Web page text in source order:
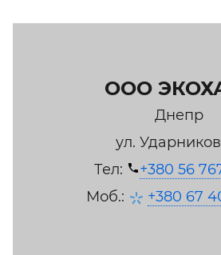
ООО
Днепр
ул.
Тел:
+380 56
Моб.:
+380 67